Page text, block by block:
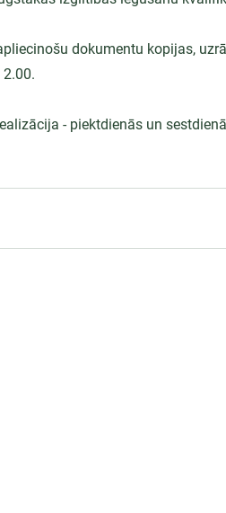
dokumentu kopijas,
- piektdienās un